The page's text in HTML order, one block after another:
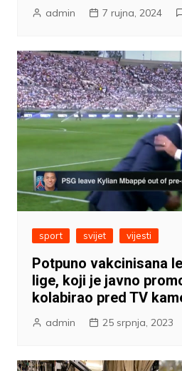
admin 7 rujna, 2024
sport svijet vijesti
Potpuno vakcinisana
lige, koji je javno
kolabirao pred TV
admin 25 srpnja, 2023